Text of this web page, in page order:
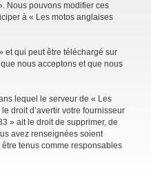
Nous pouvons modifier ces
à « Les motos anglaises
et qui peut être téléchargé sur
nous acceptons et que nous
lequel le serveur de « Les
droit d’avertir votre fournisseur
» ait le droit de supprimer, de
avez renseignées soient
tenus comme responsables